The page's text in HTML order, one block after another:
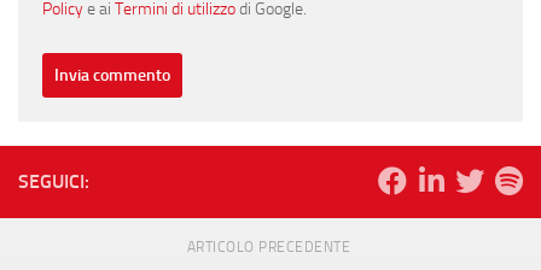
Policye ai Termini di utilizzodi Google.
SEGUICI:
ARTICOLO PRECEDENTE